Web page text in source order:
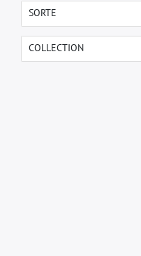
ORAC
SORTE
Échantillon de moulure
COLLECTION